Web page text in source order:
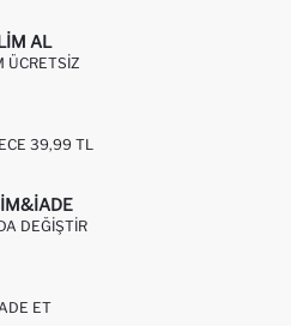
AL
ÜCRETSIZ
39,99 TL
DEĞIŞTIR
ET